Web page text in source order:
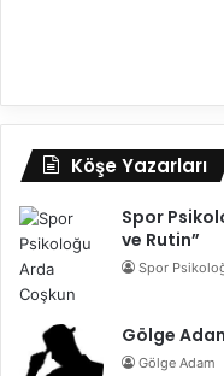
Köşe Yazarları
Spor
ve Rutin”
Spor
Gölge
Gölge Adam